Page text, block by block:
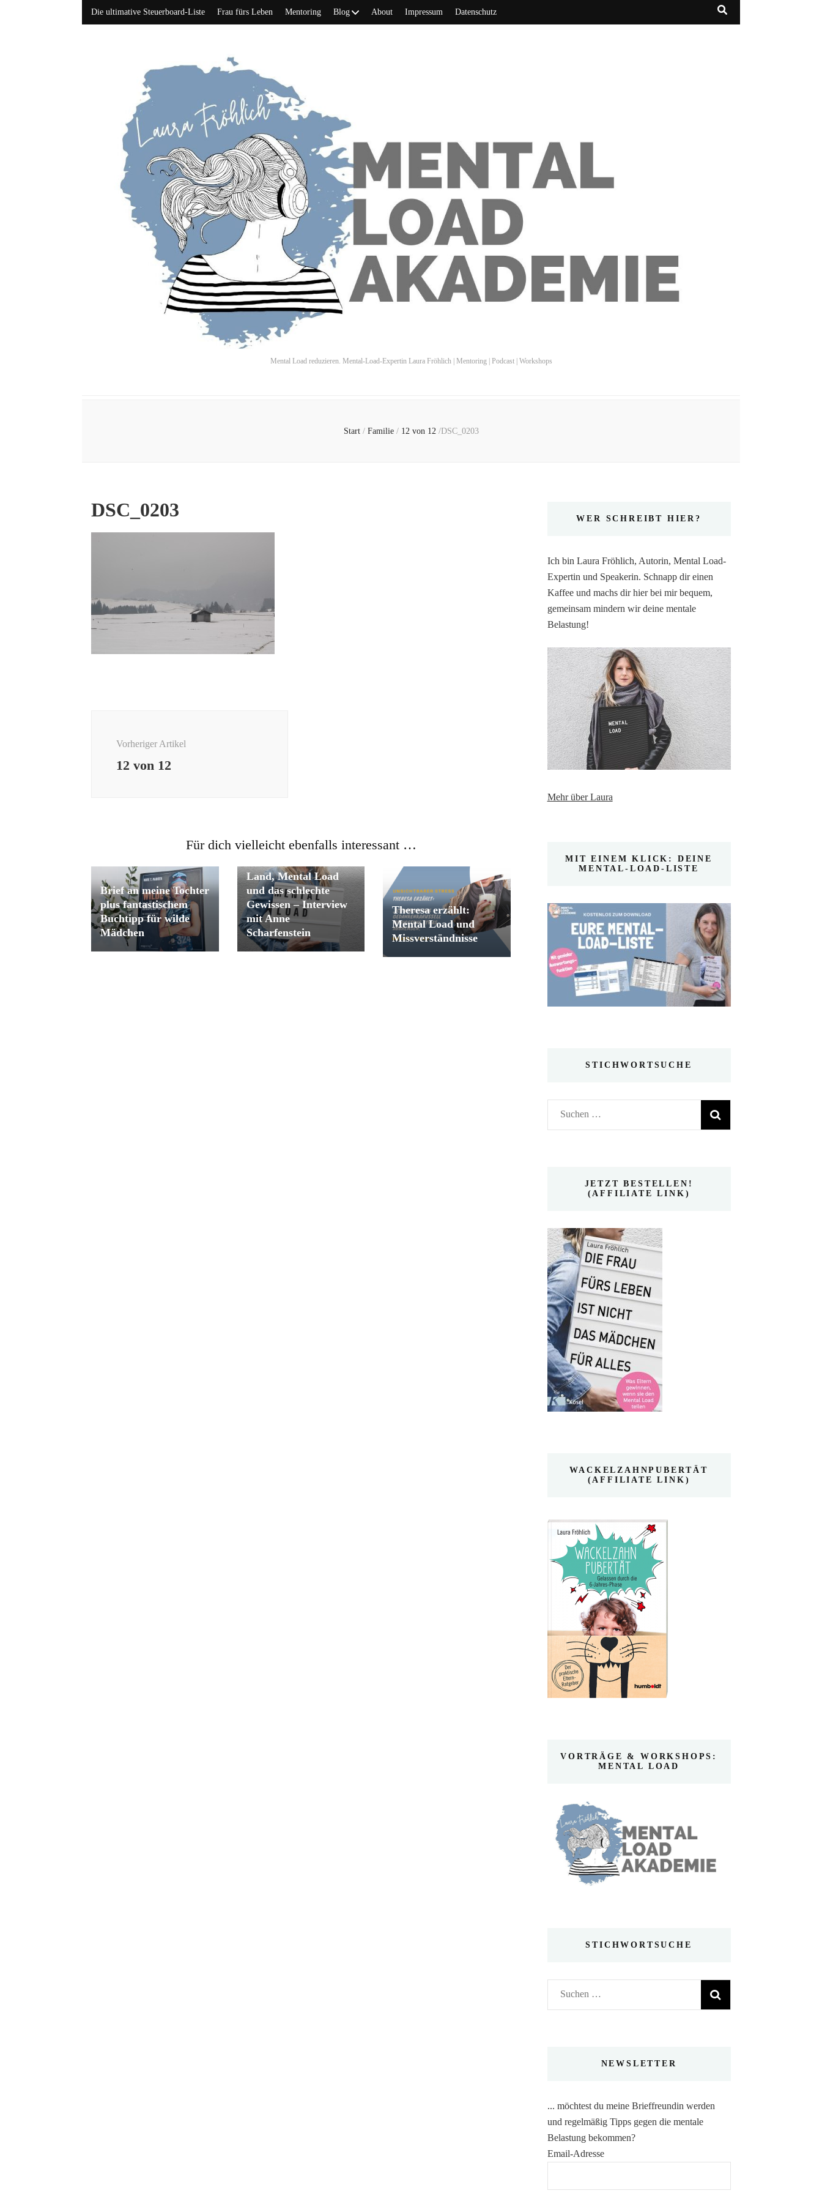
Die ultimative Steuerboard-Liste Frau fürs Leben Mentoring Blog About Impressum Datenschutz
Mental Load reduzieren. Mental-Load-Expertin Laura Fröhlich | Mentoring | Podcast | Workshops
Start / Familie / 12 von 12 /DSC_0203
DSC_0203
Vorheriger Artikel
12 von 12
Für dich vielleicht ebenfalls interessant …
Brief an meine Tochter
plus fantastischem
Buchtipp für wilde
Mädchen
Land, Mental Load
und das schlechte
Gewissen – Interview
mit Anne
Scharfenstein
Theresa erzählt:
Mental Load und
Missverständnisse
WER SCHREIBT HIER?
Ich bin Laura Fröhlich, Autorin, Mental Load-
Expertin und Speakerin. Schnapp dir einen
Kaffee und machs dir hier bei mir bequem,
gemeinsam mindern wir deine mentale
Belastung!
Mehr über Laura
MIT EINEM KLICK: DEINE
MENTAL-LOAD-LISTE
STICHWORTSUCHE
Suchen
nach:
JETZT BESTELLEN!
(AFFILIATE LINK)
WACKELZAHNPUBERTÄT
(AFFILIATE LINK)
VORTRÄGE & WORKSHOPS:
MENTAL LOAD
STICHWORTSUCHE
Suchen
nach:
NEWSLETTER
... möchtest du meine Brieffreundin werden
und regelmäßig Tipps gegen die mentale
Belastung bekommen?
Email-Adresse